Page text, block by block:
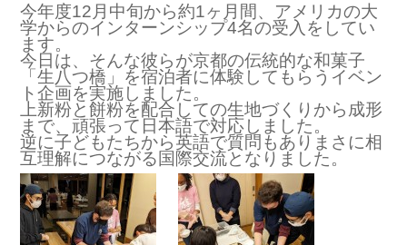
今年度12月中旬から約1ヶ月間、アメリカの大
学からのインターンシップ4名の受入をしてい
ます。
今日は、そんな彼らが京都の伝統的な和菓子
「生八つ橋」を宿泊者に体験してもらうイベン
ト企画を実施しました。
上新粉と餅粉を配合しての生地づくりから成形
まで、頑張って日本語で対応しました。
逆に子どもたちから英語で質問もありまさに相
互理解につながる国際交流となりました。